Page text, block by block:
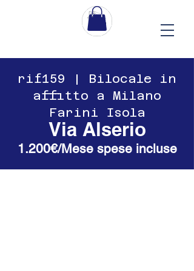
​​rif159 | Bilocale in
affitto a Milano
Farini Isola
Via Alserio
1.200€/Mese spese incluse